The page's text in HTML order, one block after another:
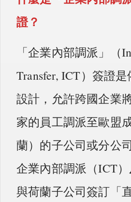
證？
「企業內部調派」（
Transfer, ICT）簽證
設計，允許跨國企業
家的員工調派至歐盟
蘭）的子公司或分公司
企業內部調派（ICT）
與荷蘭子公司簽訂「